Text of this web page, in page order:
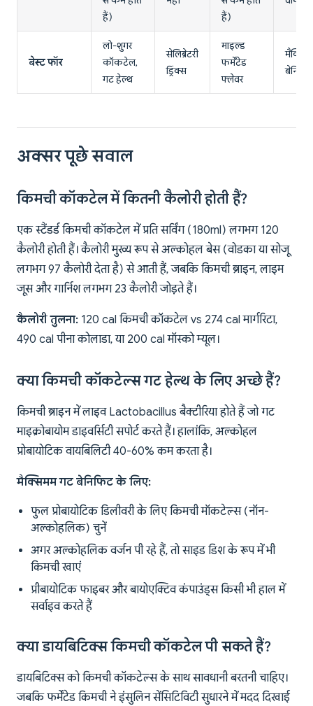
हैं)
हैं)
बेस्ट फॉर
लो-शुगर
कॉकटेल,
गट हेल्थ
सेलिब्रेटरी
ड्रिंक्स
माइल्ड
फर्मेंटेड
फ्लेवर
अक्सर पूछे सवाल
किमची कॉकटेल में कितनी कैलोरी होती हैं?
एक स्टैंडर्ड किमची कॉकटेल में प्रति सर्विंग (180ml) लगभग 120
कैलोरी होती हैं। कैलोरी मुख्य रूप से अल्कोहल बेस (वोडका या सोजू
लगभग 97 कैलोरी देता है) से आती हैं, जबकि किमची ब्राइन, लाइम
जूस और गार्निश लगभग 23 कैलोरी जोड़ते हैं।
कैलोरी तुलना: 120 cal किमची कॉकटेल vs 274 cal मार्गरिटा,
490 cal पीना कोलाडा, या 200 cal मॉस्को म्यूल।
क्या किमची कॉकटेल्स गट हेल्थ के लिए अच्छे हैं?
किमची ब्राइन में लाइव Lactobacillus बैक्टीरिया होते हैं जो गट
माइक्रोबायोम डाइवर्सिटी सपोर्ट करते हैं। हालांकि, अल्कोहल
प्रोबायोटिक वायबिलिटी 40-60% कम करता है।
मैक्सिमम गट बेनिफिट के लिए:
फुल प्रोबायोटिक डिलीवरी के लिए किमची मॉकटेल्स (नॉन-
अल्कोहलिक) चुनें
अगर अल्कोहलिक वर्जन पी रहे हैं, तो साइड डिश के रूप में भी
किमची खाएं
प्रीबायोटिक फाइबर और बायोएक्टिव कंपाउंड्स किसी भी हाल में
सर्वाइव करते हैं
क्या डायबिटिक्स किमची कॉकटेल पी सकते हैं?
डायबिटिक्स को किमची कॉकटेल्स के साथ सावधानी बरतनी चाहिए।
जबकि फर्मेंटेड किमची ने इंसुलिन सेंसिटिविटी सुधारने में मदद दिखाई